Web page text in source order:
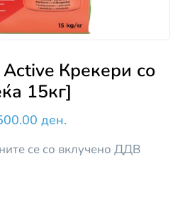
Крекери со
15кг]
ден.
се со вклучено ДДВ